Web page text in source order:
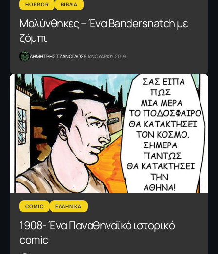
HORROR ΒΙΒΛΙΑ
Μολύνθηκες – Ένα Bandersnatch με
ζόμπι
ΔΗΜΗΤΡΗΣ ΤΖΑΝΟΓΛΟΣ8 ΙΑΝΟΥΑΡΙΟΥ 2019
COMIC ΕΛΛΗΝΙΚΑ
1908- Ένα Παναθηναϊκό ιστορικό
comic